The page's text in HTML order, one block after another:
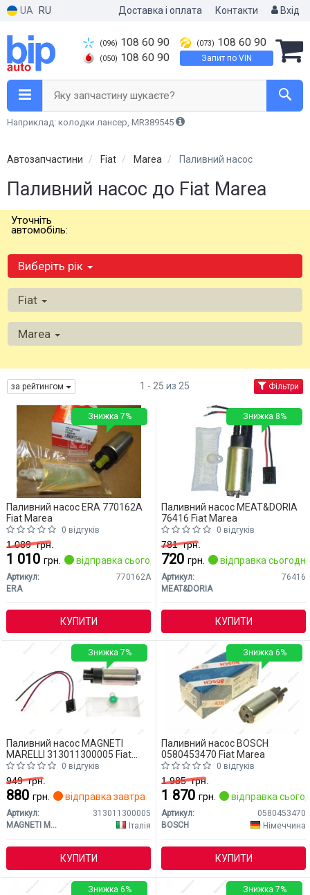
UA RU Доставка і оплата Контакти Вхід
(096) 108 60 90
(050) 108 60 90
(073) 108 60 90
Запит по VIN
Яку запчастину шукаєте?
Наприклад: колодки лансер, MR389545
Автозапчастини Fiat Marea Паливний насос
Паливний насос до Fiat Marea
Уточніть
автомобіль:
Виберіть рік
Fiat
Marea
за рейтингом 1 - 25 из 25 Фільтри
Паливний насос ERA 770162A
Fiat Marea
0 відгуків
1 089грн.
1 010 грн. відправка сьогодні
Артикул:
770162A
ERA
КУПИТИ
Знижка 7%
Паливний насос MEAT&DORIA
76416 Fiat Marea
0 відгуків
781грн.
720 грн. відправка сьогодні
Артикул:
76416
MEAT&DORIA
КУПИТИ
Знижка 8%
Паливний насос MAGNETI
MARELLI 313011300005 Fiat
Marea
0 відгуків
949грн.
880 грн. відправка завтра
Артикул:
313011300005
MAGNETI MARELLI
Італія
КУПИТИ
Знижка 7%
Паливний насос BOSCH
0580453470 Fiat Marea
0 відгуків
1 985грн.
1 870 грн. відправка
Артикул:
0580453470
BOSCH
Німеччина
КУПИТИ
Знижка 6%
Знижка 6% Знижка 7%